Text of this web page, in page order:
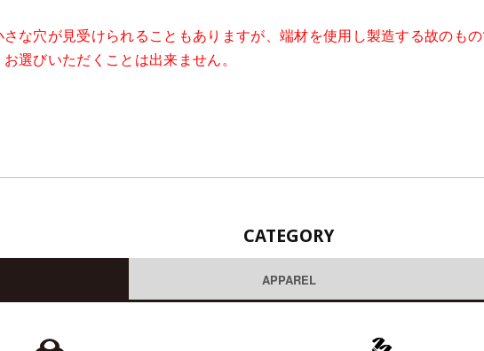
な穴が見受けられることもありますが、端材を使用し製造する故のもの
選びいただくことは出来ません。
CATEGORY
APPAREL